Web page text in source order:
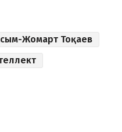
Жомарт Тоқаев